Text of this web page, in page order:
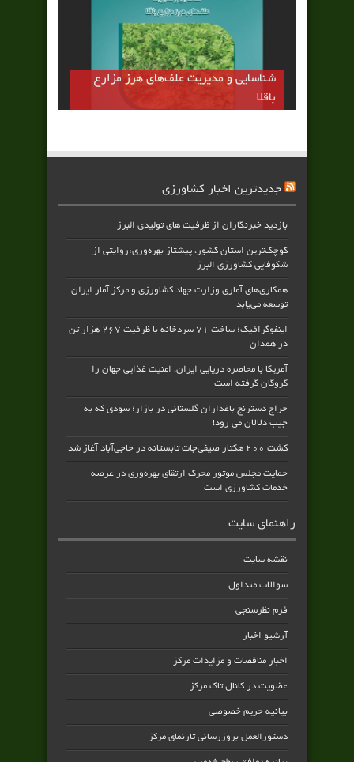
شناسایی و مدیریت علف‌های هرز مزارع
باقلا
جدیدترین اخبار کشاورزی
بازدید خبرنگاران از ظرفیت های تولیدی البرز
کوچک‌ترین استان کشور، پیشتاز بهره‌وری؛روایتی از
شکوفایی کشاورزی البرز
همکاری‌های آماری وزارت جهاد کشاورزی و مرکز آمار ایران
توسعه می‌یابد
اینفوگرافیک؛ ساخت ۷۱ سردخانه با ظرفیت ۲۶۷ هزار تن
در همدان
آمریکا با محاصره دریایی ایران، امنیت غذایی جهان را
گروگان گرفته است
حراج دسترنج باغداران گلستانی در بازار؛ سودی که به
جیب دلالان می رود!
کشت ۲۰۰ هکتار صیفی‌جات تابستانه در حاجی‌آباد آغاز شد
حمایت مجلس موتور محرک ارتقای بهره‌وری در عرصه
خدمات کشاورزی است
راهنمای سایت
نقشه سایت
سوالات متداول
فرم نظرسنجی
آرشیو اخبار
اخبار مناقصات و مزایدات مرکز
عضویت در کانال تاک مرکز
بیانیه حریم خصوصی
دستورالعمل بروزرسانی تارنمای مرکز